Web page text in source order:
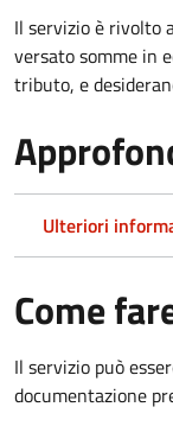
Il servizio è rivolto
versato somme in
tributo, e
Ulteriori
Come
Il servizio può
documentazione